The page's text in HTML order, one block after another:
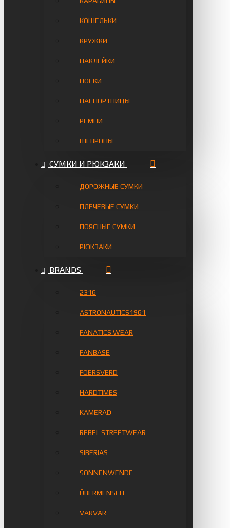
КОШЕЛЬКИ
КРУЖКИ
НАКЛЕЙКИ
НОСКИ
ПАСПОРТНИЦЫ
РЕМНИ
ШЕВРОНЫ
СУМКИ И РЮКЗАКИ
ДОРОЖНЫЕ СУМКИ
ПЛЕЧЕВЫЕ СУМКИ
ПОЯСНЫЕ СУМКИ
РЮКЗАКИ
BRANDS
2316
ASTRONAUTICS1961
FANATICS WEAR
FANBASE
FOERSVERD
HARDTIMES
KAMERAD
REBEL STREETWEAR
SIBERIAS
SONNENWENDE
ÜBERMENSCH
VARVAR